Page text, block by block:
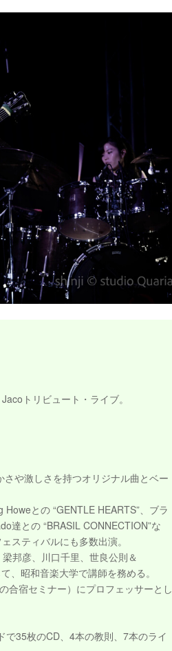
トリビュート・ライブ。
や激しさを持つオリジナル曲とベー
との “GENTLE HEARTS”、ブラ
達との “BRASIL CONNECTION”な
スティバルにも多数出演。
邦彦、川口千里、世良公則＆
、昭和音楽大学で講師を務める。
合宿セミナー）にプロフェッサーとし
35枚のCD、4本の教則、7本のライ